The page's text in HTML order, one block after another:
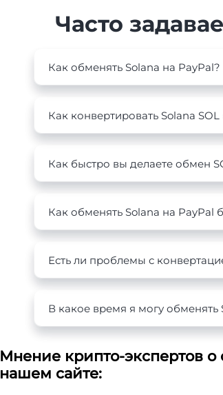
Часто
Как обменять Solana на PayPal?
Как конвертировать Solana
Как быстро вы делаете обмен
Как обменять Solana на PayPal
Есть ли проблемы с
В какое время я могу обменять
Мнение крипто-экспертов о
нашем сайте: